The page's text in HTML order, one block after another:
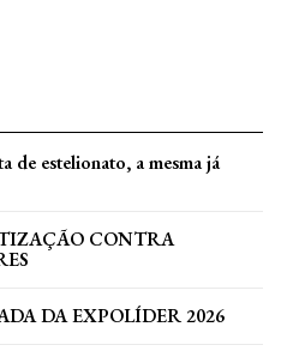
de estelionato, a mesma já
CONTRA
DA EXPOLÍDER 2026